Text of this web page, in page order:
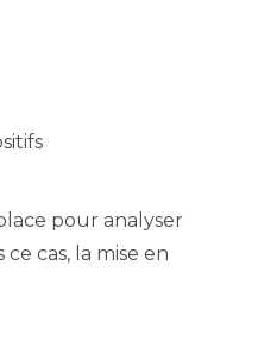
pour analyser
cas, la mise en